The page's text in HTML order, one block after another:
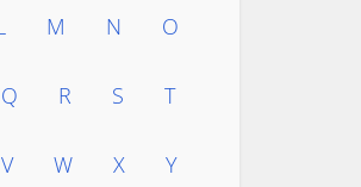
M N O
Q R S T
V W X Y